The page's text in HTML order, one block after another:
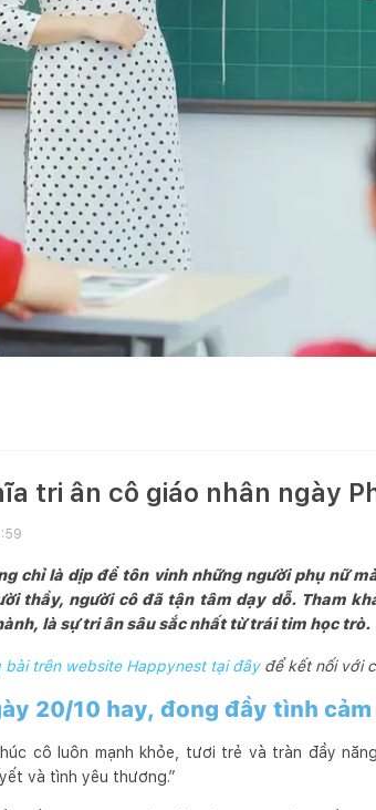
tri ân cô giáo nhân ngày
chỉ là dịp để tôn vinh những người phụ nữ
thầy, người cô đã tận tâm dạy dỗ. Tham
là sự tri ân sâu sắc nhất từ trái tim học trò.
bài trên website Happynest tại đâyđể kết nối với
20/10 hay, đong đầy tình cảm
cô luôn mạnh khỏe, tươi trẻ và tràn đầy
và tình yêu thương.”